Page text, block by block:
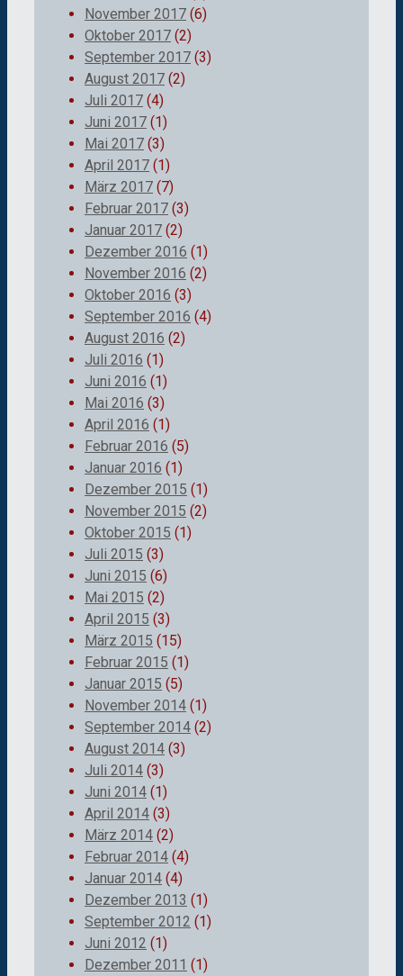
November 2017 (6)
Oktober 2017 (2)
September 2017 (3)
August 2017 (2)
Juli 2017 (4)
Juni 2017 (1)
Mai 2017 (3)
April 2017 (1)
März 2017 (7)
Februar 2017 (3)
Januar 2017 (2)
Dezember 2016 (1)
November 2016 (2)
Oktober 2016 (3)
September 2016 (4)
August 2016 (2)
Juli 2016 (1)
Juni 2016 (1)
Mai 2016 (3)
April 2016 (1)
Februar 2016 (5)
Januar 2016 (1)
Dezember 2015 (1)
November 2015 (2)
Oktober 2015 (1)
Juli 2015 (3)
Juni 2015 (6)
Mai 2015 (2)
April 2015 (3)
März 2015 (15)
Februar 2015 (1)
Januar 2015 (5)
November 2014 (1)
September 2014 (2)
August 2014 (3)
Juli 2014 (3)
Juni 2014 (1)
April 2014 (3)
März 2014 (2)
Februar 2014 (4)
Januar 2014 (4)
Dezember 2013 (1)
September 2012 (1)
Juni 2012 (1)
Dezember 2011 (1)